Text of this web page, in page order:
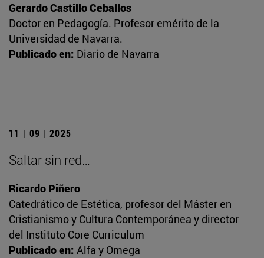
Gerardo Castillo Ceballos
Doctor en Pedagogía. Profesor emérito de la
Universidad de Navarra.
Publicado en: Diario de Navarra
11 | 09 | 2025
Saltar sin red…
Ricardo Piñero
Catedrático de Estética, profesor del Máster en
Cristianismo y Cultura Contemporánea y director
del Instituto Core Curriculum
Publicado en: Alfa y Omega